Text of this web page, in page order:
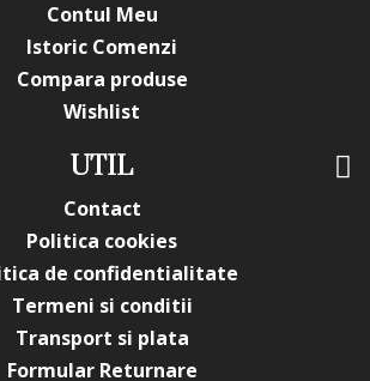
Contul Meu
Istoric Comenzi
Compara produse
Wishlist
UTIL
Contact
Politica cookies
de confidentialitate
Termeni si conditii
Transport si plata
Formular Returnare